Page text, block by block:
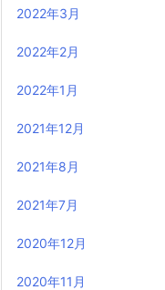
2022年3月
2022年2月
2022年1月
2021年12月
2021年8月
2021年7月
2020年12月
2020年11月